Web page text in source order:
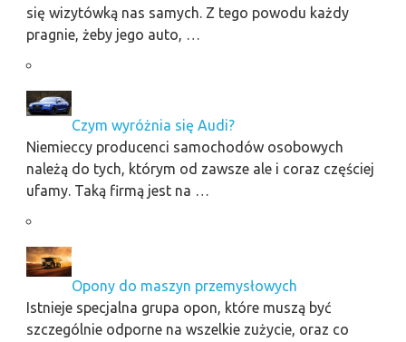
się wizytówką nas samych. Z tego powodu każdy
pragnie, żeby jego auto, …
Czym wyróżnia się Audi?
Niemieccy producenci samochodów osobowych
należą do tych, którym od zawsze ale i coraz częściej
ufamy. Taką firmą jest na …
Opony do maszyn przemysłowych
Istnieje specjalna grupa opon, które muszą być
szczególnie odporne na wszelkie zużycie, oraz co